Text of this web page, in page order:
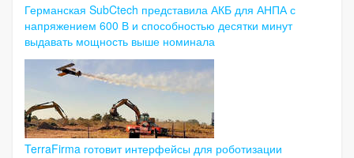
Германская SubCtech представила АКБ для АНПА с
напряжением 600 В и способностью десятки минут
выдавать мощность выше номинала
TerraFirma готовит интерфейсы для роботизации